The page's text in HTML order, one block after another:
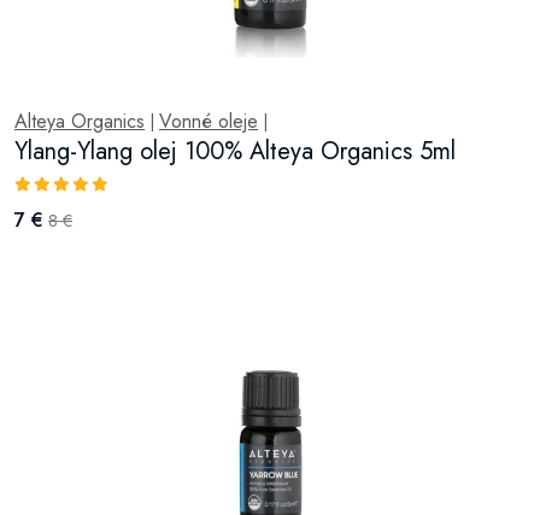
Alteya Organics Vonné oleje
Ylang-Ylang olej 100% Alteya Organics 5ml
7 € 8 €